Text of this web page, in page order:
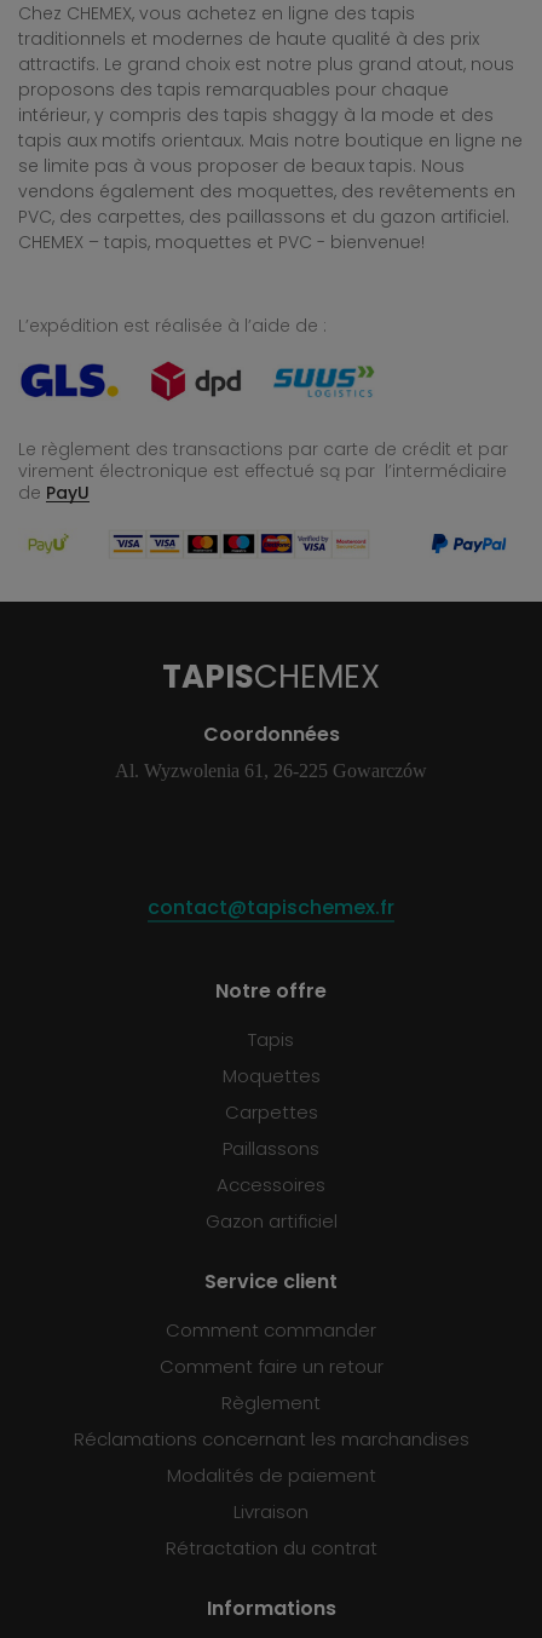
Chez CHEMEX, vous achetez en ligne des tapis
traditionnels et modernes de haute qualité à des prix
attractifs. Le grand choix est notre plus grand atout, nous
proposons des tapis remarquables pour chaque
intérieur, y compris des tapis shaggy à la mode et des
tapis aux motifs orientaux. Mais notre boutique en ligne ne
se limite pas à vous proposer de beaux tapis. Nous
vendons également des moquettes, des revêtements en
PVC, des carpettes, des paillassons et du gazon artificiel.
CHEMEX – tapis, moquettes et PVC - bienvenue!
L’expédition est réalisée à l’aide de :
Le règlement des transactions par carte de crédit et par
virement électronique est effectué są par l’intermédiaire
de PayU
TAPISCHEMEX
Coordonnées
Al. Wyzwolenia 61, 26-225 Gowarczów
contact@tapischemex.fr
Notre offre
Tapis
Moquettes
Carpettes
Paillassons
Accessoires
Gazon artificiel
Service client
Comment commander
Comment faire un retour
Règlement
Réclamations concernant les marchandises
Modalités de paiement
Livraison
Rétractation du contrat
Informations